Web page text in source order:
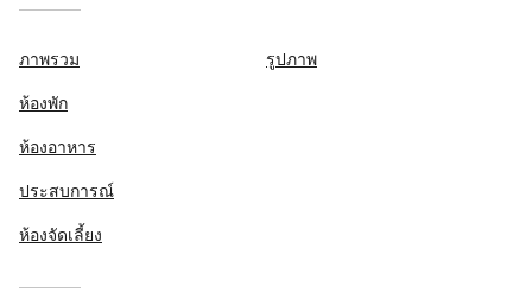
ภาพรวม
ห้องพัก
ห้องอาหาร
ประสบการณ์
ห้องจัดเลี้ยง
รูปภาพ